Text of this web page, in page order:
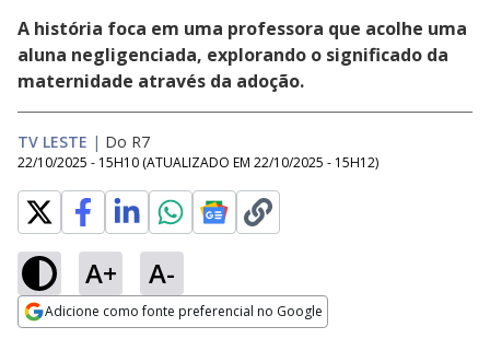
A história foca em uma professora que acolhe uma
aluna negligenciada, explorando o significado da
maternidade através da adoção.
TV LESTE | Do R7
22/10/2025 - 15H10 (ATUALIZADO EM 22/10/2025 - 15H12)
A+ A-
Adicione como fonte preferencial no Google